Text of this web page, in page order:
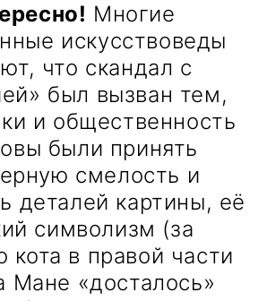
Многие
искусствоведы
что скандал с
был вызван тем,
и общественность
были принять
смелость и
деталей картины, её
символизм (за
кота в правой части
Мане «досталось»